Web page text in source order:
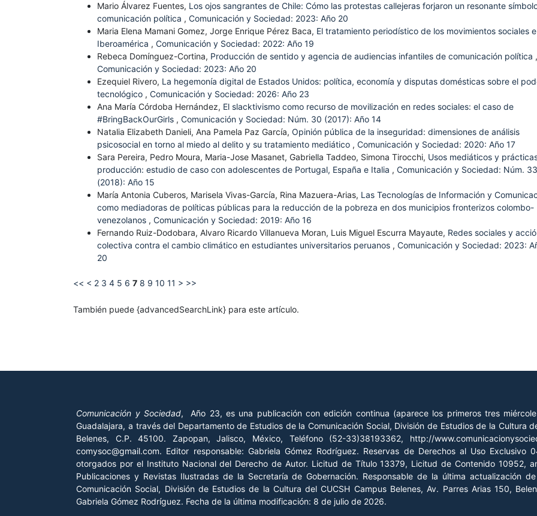
Mario Álvarez Fuentes, Los ojos sangrantes de Chile: Cómo las protestas callejeras forjaron un resonante
comunicación política , Comunicación y Sociedad: 2023: Año 20
Maria Elena Mamani Gomez, Jorge Enrique Pérez Baca, El tratamiento periodístico de los movimientos sociales
Iberoamérica , Comunicación y Sociedad: 2022: Año 19
Rebeca Domínguez-Cortina, Producción de sentido y agencia de audiencias infantiles de comunicación política ,
Comunicación y Sociedad: 2023: Año 20
Ezequiel Rivero, La hegemonía digital de Estados Unidos: política, economía y disputas domésticas sobre el
tecnológico , Comunicación y Sociedad: 2026: Año 23
Ana María Córdoba Hernández, El slacktivismo como recurso de movilización en redes sociales: el caso de
#BringBackOurGirls , Comunicación y Sociedad: Núm. 30 (2017): Año 14
Natalia Elizabeth Danieli, Ana Pamela Paz García, Opinión pública de la inseguridad: dimensiones de análisis
psicosocial en torno al miedo al delito y su tratamiento mediático , Comunicación y Sociedad: 2020: Año 17
Sara Pereira, Pedro Moura, Maria-Jose Masanet, Gabriella Taddeo, Simona Tirocchi, Usos mediáticos y
producción: estudio de caso con adolescentes de Portugal, España e Italia , Comunicación y Sociedad: Núm. 33
(2018): Año 15
María Antonia Cuberos, Marisela Vivas-García, Rina Mazuera-Arias, Las Tecnologías de Información y
como mediadoras de políticas públicas para la reducción de la pobreza en dos municipios fronterizos colombo-
venezolanos , Comunicación y Sociedad: 2019: Año 16
Fernando Ruiz-Dodobara, Alvaro Ricardo Villanueva Moran, Luis Miguel Escurra Mayaute, Redes sociales y
colectiva contra el cambio climático en estudiantes universitarios peruanos , Comunicación y Sociedad: 2023:
20
<< < 2 3 4 5 6 7 8 9 10 11 > >>
También puede {advancedSearchLink} para este artículo.
Comunicación y Sociedad, Año 23, es una publicación con edición continua (aparece los primeros tres
Guadalajara, a través del Departamento de Estudios de la Comunicación Social, División de Estudios de la Cultura
Belenes, C.P. 45100. Zapopan, Jalisco, México, Teléfono (52-33)38193362, http://
comysoc@gmail.com. Editor responsable: Gabriela Gómez Rodríguez. Reservas de Derechos al Uso
otorgados por el Instituto Nacional del Derecho de Autor. Licitud de Título 13379, Licitud de Contenido 10952,
Publicaciones y Revistas Ilustradas de la Secretaría de Gobernación. Responsable de la última actualización
Comunicación Social, División de Estudios de la Cultura del CUCSH Campus Belenes, Av. Parres Arias 150,
Gabriela Gómez Rodríguez. Fecha de la última modificación: 8 de julio de 2026.